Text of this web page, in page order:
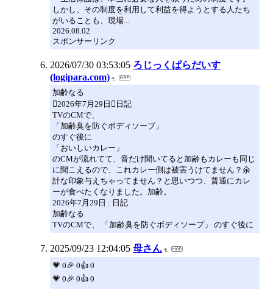
しかし、その制度を利用して利益を得ようとする人たち
がいることも、現場...
2026.08.02
スポンサーリンク
2026/07/30 03:53:05 ろじっくぱらだいす
(logipara.com)
加齢なる
2026年7月29日日記
TVのCMで、
「加齢臭を防ぐボディソープ」
のすぐ後に
「おいしいカレー」
のCMが流れてて、音だけ聞いてると加齢もカレーも同じ
に聞こえるので、これカレー側は被害うけてません？余
計な印象与えちゃってません？と思いつつ、普通にカレ
ーが食べたくなりました。加齢。
2026年7月29日 : 日記
加齢なる
TVのCMで、 「加齢臭を防ぐボディソープ」 のすぐ後に
2025/09/23 12:04:05 母さん
💗 0🎉 0👍 0
💗 0🎉 0👍 0